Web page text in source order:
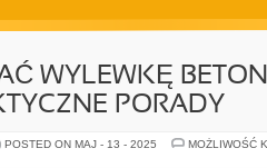
WYLEWKĘ
PORADY
POSTED ON MAJ - 13 - 2025
MOŻLIWOŚĆ